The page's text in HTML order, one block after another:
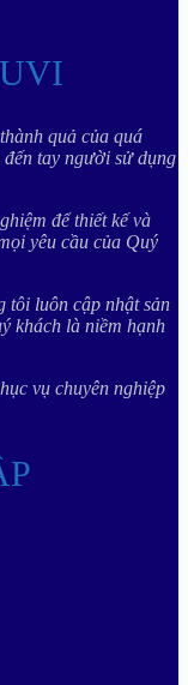
quả của quá
tay người sử dụng
để thiết kế và
yêu cầu của Quý
tôi luôn cập nhật sản
khách là niềm hạnh
vụ chuyên nghiệp